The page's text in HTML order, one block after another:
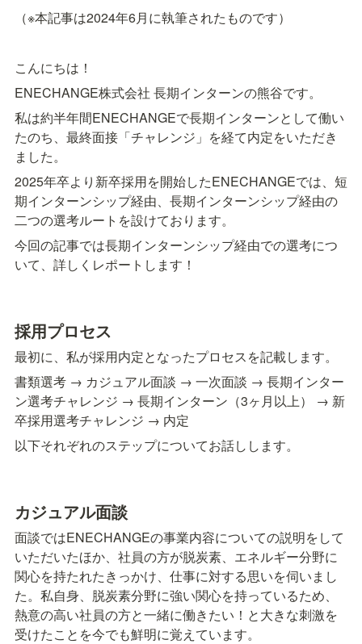
（※本記事は2024年6月に執筆されたものです）
こんにちは！
ENECHANGE株式会社 長期インターンの熊谷です。
私は約半年間ENECHANGEで長期インターンとして働い
たのち、最終面接「チャレンジ」を経て内定をいただき
ました。
2025年卒より新卒採用を開始したENECHANGEでは、短
期インターンシップ経由、長期インターンシップ経由の
二つの選考ルートを設けております。
今回の記事では長期インターンシップ経由での選考につ
いて、詳しくレポートします！
採用プロセス
最初に、私が採用内定となったプロセスを記載します。
書類選考 → カジュアル面談 → 一次面談 → 長期インター
ン選考チャレンジ → 長期インターン（3ヶ月以上） → 新
卒採用選考チャレンジ → 内定
以下それぞれのステップについてお話しします。
カジュアル面談
面談ではENECHANGEの事業内容についての説明をして
いただいたほか、社員の方が脱炭素、エネルギー分野に
関心を持たれたきっかけ、仕事に対する思いを伺いまし
た。私自身、脱炭素分野に強い関心を持っているため、
熱意の高い社員の方と一緒に働きたい！と大きな刺激を
受けたことを今でも鮮明に覚えています。